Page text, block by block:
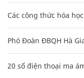
Các công thức hóa
Phó Đoàn ĐBQH Hà
20 số điện thoại ma